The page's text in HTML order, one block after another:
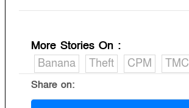
More Stories On :
Banana
Theft CPM TMC
Share on: